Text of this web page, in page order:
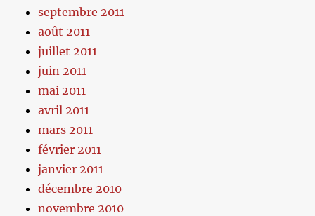
septembre 2011
août 2011
juillet 2011
juin 2011
mai 2011
avril 2011
mars 2011
février 2011
janvier 2011
décembre 2010
novembre 2010